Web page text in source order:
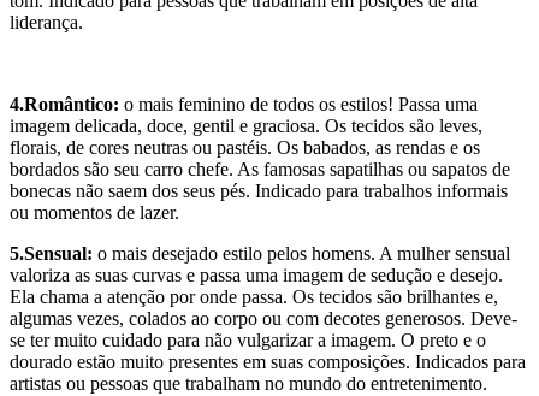
liderança.
4.Romântico: o mais feminino de todos os estilos! Passa uma
imagem delicada, doce, gentil e graciosa. Os tecidos são leves,
florais, de cores neutras ou pastéis. Os babados, as rendas e os
bordados são seu carro chefe. As famosas sapatilhas ou sapatos de
bonecas não saem dos seus pés. Indicado para trabalhos informais
ou momentos de lazer.
5.Sensual: o mais desejado estilo pelos homens. A mulher sensual
valoriza as suas curvas e passa uma imagem de sedução e desejo.
Ela chama a atenção por onde passa. Os tecidos são brilhantes e,
algumas vezes, colados ao corpo ou com decotes generosos. Deve-
se ter muito cuidado para não vulgarizar a imagem. O preto e o
dourado estão muito presentes em suas composições. Indicados para
artistas ou pessoas que trabalham no mundo do entretenimento.